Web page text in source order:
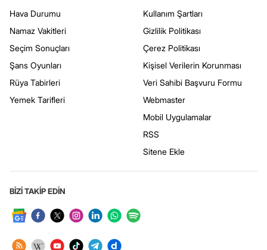
Hava Durumu
Namaz Vakitleri
Seçim Sonuçları
Şans Oyunları
Rüya Tabirleri
Yemek Tarifleri
Kullanım Şartları
Gizlilik Politikası
Çerez Politikası
Kişisel Verilerin Korunması
Veri Sahibi Başvuru Formu
Webmaster
Mobil Uygulamalar
RSS
Sitene Ekle
BİZİ TAKİP EDİN